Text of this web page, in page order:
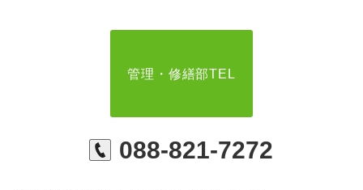
管理・修繕部TEL
088-821-7272